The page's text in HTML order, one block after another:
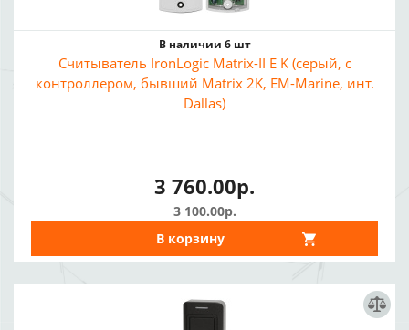
В наличии 6 шт
Считыватель IronLogic Matrix-II E K (серый, с
контроллером, бывший Matrix 2K, EM-Marine, инт.
Dallas)
3 760.00р.
3 100.00р.
В корзину